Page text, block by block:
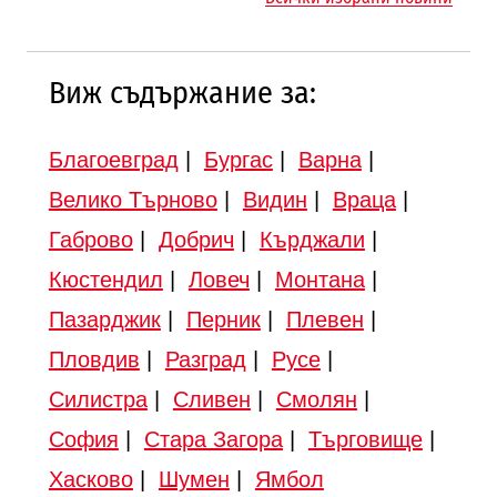
Виж съдържание за:
Благоевград Бургас| Варна|
Велико Търново| Видин Враца|
Габрово| Добрич Кърджали
Кюстендил
Ловеч Монтана|
Пазарджик| Перник| Плевен
Пловдив
Разград Русе|
Силистра| Сливен Смолян
София
Стара Загора| Търговище|
Хасково| Шумен Ямбол